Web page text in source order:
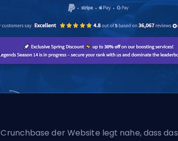
der Website legt nahe, dass das